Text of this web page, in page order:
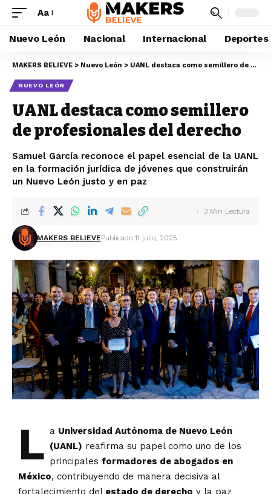
Aa
Nuevo León Nacional Internacional Deportes
MAKERS BELIEVE > Nuevo León > UANL destaca como semillero de profesionales del derecho
NUEVO LEÓN
UANL destaca como semillero
de profesionales del derecho
Samuel García reconoce el papel esencial de la UANL
en la formación jurídica de jóvenes que construirán
un Nuevo León justo y en paz
MAKERS BELIEVEPublicado 11 julio, 2025
3 Min Lectura
L a Universidad Autónoma de Nuevo León
(UANL) reafirma su papel como uno de los
principales formadores de abogados en
México, contribuyendo de manera decisiva al
fortalecimiento del estado de derecho y la paz